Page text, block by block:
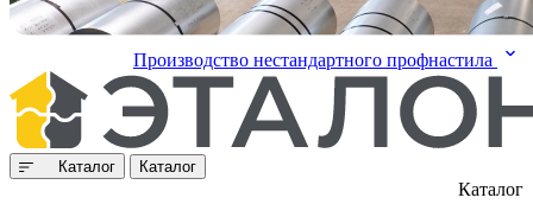
Производство нестандартного профнастила
Каталог Каталог
Каталог